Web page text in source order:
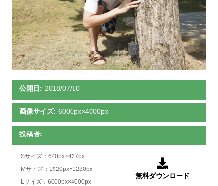
公開日: 2018/07/10
画像サイズ: 6000px×4000px
投稿者:
Sサイズ：640px×427px
Mサイズ：1920px×1280px
Lサイズ：6000px×4000px

無料ダウンロード